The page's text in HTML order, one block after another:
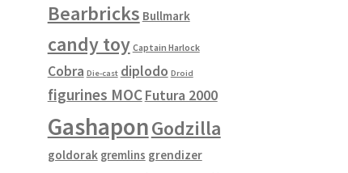
Bearbricks Bullmark
candy toy Captain Harlock
Cobra Die-cast diplodo Droid
figurines MOCFutura 2000
GashaponGodzilla
goldorak gremlins grendizer